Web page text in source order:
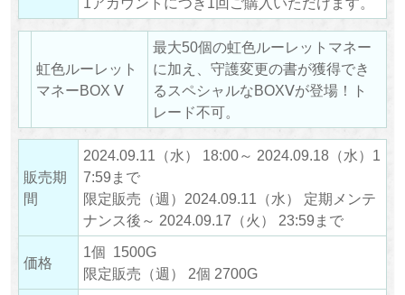
虹色ルーレット
マネーBOX Ⅴ
最大50個の虹色ルーレットマネー
に加え、守護変更の書が獲得でき
るスペシャルなBOXⅤが登場！ト
レード不可。
販売期
間
2024.09.11（水） 18:00～ 2024.09.18（水）1
7:59まで
限定販売（週）2024.09.11（水） 定期メンテ
ナンス後～ 2024.09.17（火） 23:59まで
価格
1個 1500G
限定販売（週） 2個 2700G